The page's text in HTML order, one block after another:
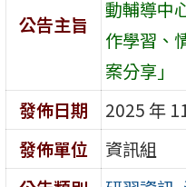
公告主旨
動輔導中
作學習、
案分享」
發佈日期
2025 年
發佈單位
資訊組